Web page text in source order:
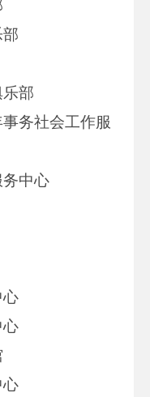
部
务社会工作服
中心
心
心
心